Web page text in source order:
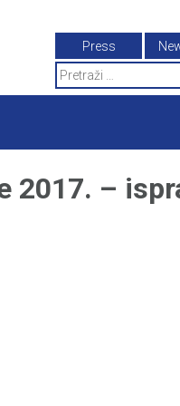
Press
2017. –